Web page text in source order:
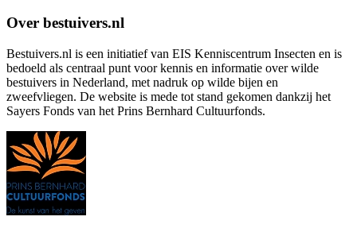
Over bestuivers.nl
Bestuivers.nl is een initiatief van EIS Kenniscentrum Insecten en is
bedoeld als centraal punt voor kennis en informatie over wilde
bestuivers in Nederland, met nadruk op wilde bijen en
zweefvliegen. De website is mede tot stand gekomen dankzij het
Sayers Fonds van het Prins Bernhard Cultuurfonds.